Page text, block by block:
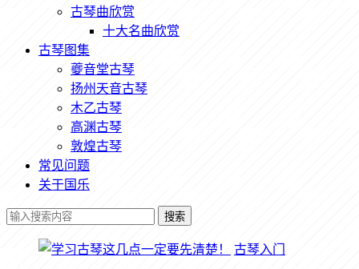
古琴曲欣赏
十大名曲欣赏
古琴图集
夔音堂古琴
扬州天音古琴
木乙古琴
高渊古琴
敦煌古琴
常见问题
关于国乐
搜索
古琴入门